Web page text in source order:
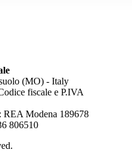
(MO) - Italy
fiscale e P.IVA
REA Modena 189678
806510